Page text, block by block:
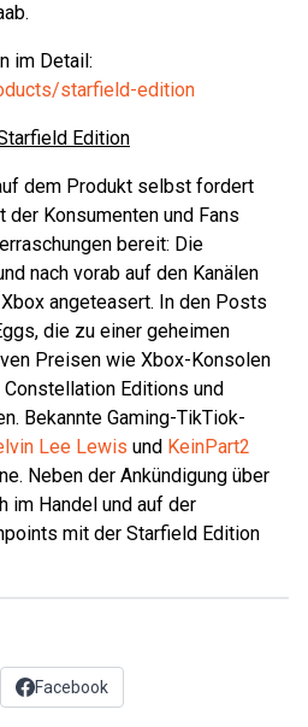
im Detail:
starfield-edition
Edition
dem Produkt selbst fordert
Konsumenten und Fans
bereit: Die
nach vorab auf den Kanälen
angeteasert. In den Posts
die zu einer geheimen
Preisen wie Xbox-Konsolen
Editions und
Bekannte Gaming-TikTiok-
Lee Lewis und KeinPart2
Neben der Ankündigung über
im Handel und auf der
mit der Starfield Edition
Facebook